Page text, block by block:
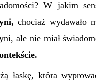
W jakim
chociaż wydawało
ale nie miał
łaskę, która